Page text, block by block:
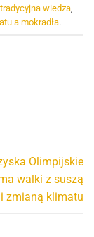
tradycyjna wiedza
a mokradła.
Olimpijskie
walki z suszą
i zmianą klimatu